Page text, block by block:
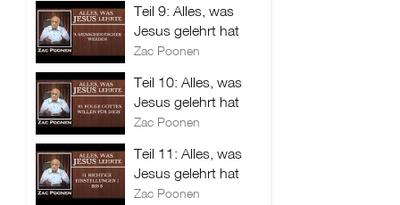
Teil 9: Alles, was
Jesus gelehrt hat
Zac Poonen
Teil 10: Alles, was
Jesus gelehrt hat
Zac Poonen
Teil 11: Alles, was
Jesus gelehrt hat
Zac Poonen